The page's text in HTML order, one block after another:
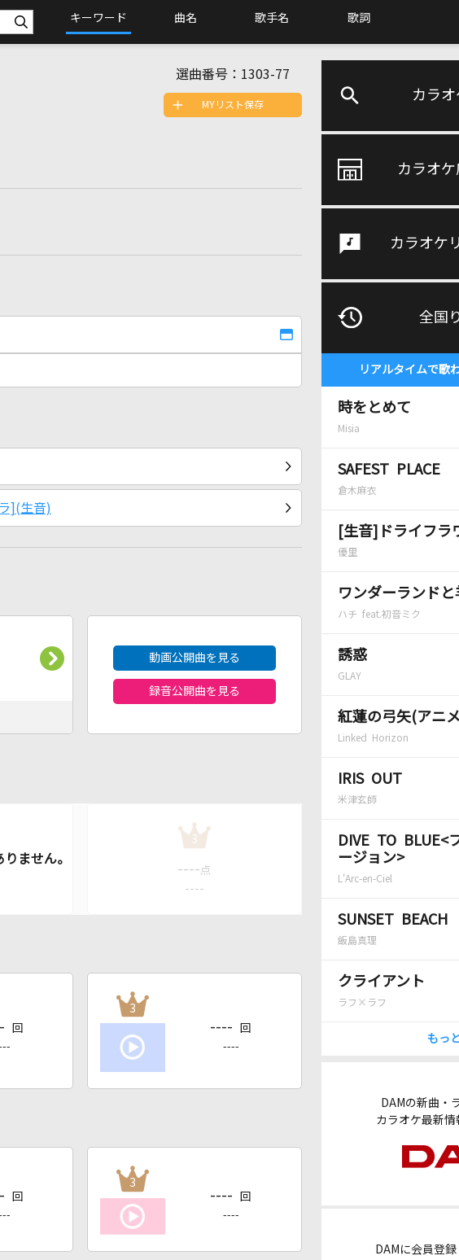
キーワード 曲名 歌手名 歌詞
カラ
カラオ
カラオケ
全国
リアルタイムで歌
時をとめて
Misia
SAFEST PLACE
倉木麻衣
[生音]ドライフラ
優里
ワンダーランドと
ハチ feat.初音ミク
誘惑
GLAY
紅蓮の弓矢(アニ
Linked Horizon
IRIS OUT
米津玄師
DIVE TO BLUE<
ージョン>
L'Arc-en-Ciel
SUNSET BEACH
飯島真理
クライアント
ラフ×ラフ
もっ
DAMの新曲・
カラオケ最新情
DAMに会員登
選曲番号： 1303-77
MYリスト保存
](生音)
動画公開曲を見る
録音公開曲を見る
3
---- 点
----
回
3
---- 回
----
回
3
---- 回
----